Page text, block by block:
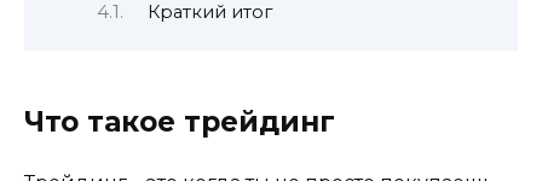
Краткий итог
Что такое трейдинг